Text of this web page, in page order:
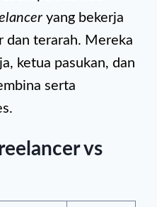
yang bekerja
dan terarah. Mereka
ketua pasukan, dan
serta
vs